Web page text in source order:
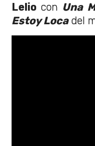
Lelio con Una
Estoy Locadel